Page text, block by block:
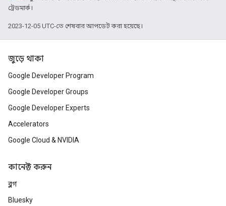
ট্রেডমার্ক।
2023-12-05 UTC-তে শেষবার আপডেট করা হয়েছে।
জুড়ে থাকা
Google Developer Program
Google Developer Groups
Google Developer Experts
Accelerators
Google Cloud & NVIDIA
কানেক্ট করুন
ব্লগ
Bluesky